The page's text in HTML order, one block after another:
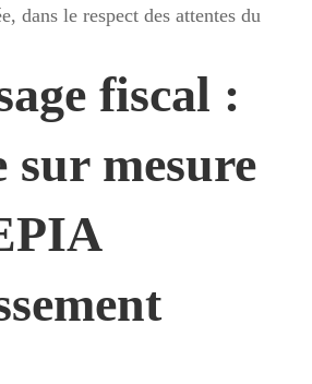
dans le respect des attentes du
fiscal :
sur mesure